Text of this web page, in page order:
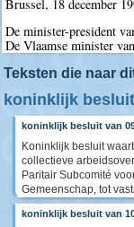
Brussel, 18 december
De minister-president
De Vlaamse minister
Teksten die naar
koninklijk besluit
koninklijk besluit van
Koninklijk besluit
collectieve
Paritair Subcomité
Gemeenschap, tot
koninklijk besluit van